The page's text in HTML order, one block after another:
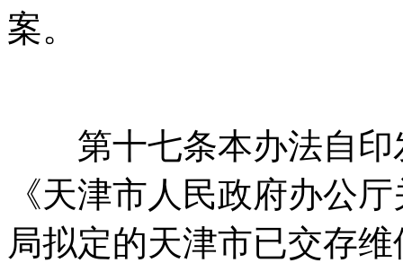
案。
第十七条本办法自印发之
《天津市人民政府办公
局拟定的天津市已交存